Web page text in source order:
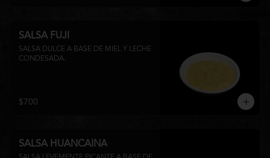
SALSA FUJI
SALSA DULCE A BASE DE MIEL Y LECHE
CONDESADA.
$700
SALSA HUANCAINA